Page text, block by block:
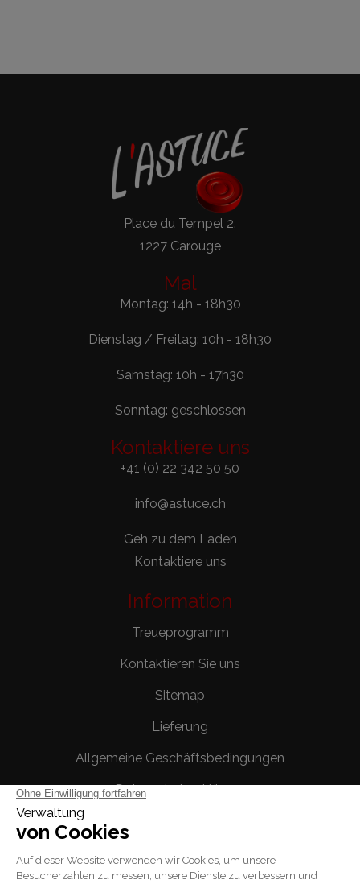
Place du Tempel 2.
1227 Carouge
Mal
Montag: 14h - 18h30
Dienstag / Freitag: 10h - 18h30
Samstag: 10h - 17h30
Sonntag: geschlossen
Kontaktiere uns
+41 (0) 22 342 50 50
info@astuce.ch
Geh zu dem Laden
Kontaktiere uns
Information
Treueprogramm
Kontaktieren Sie uns
Sitemap
Lieferung
Allgemeine Geschäftsbedingungen
Datenschutzerklärung
Ihr Konto